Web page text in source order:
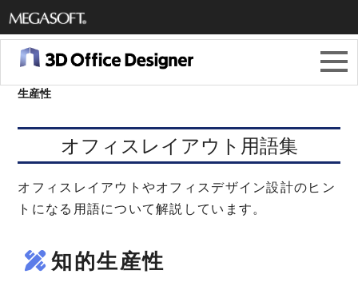
メガソ
フト株
式会社
生産性
オフィスレイアウト用語集
オフィスレイアウトやオフィスデザイン設計のヒン
トになる用語について解説しています。
知的生産性